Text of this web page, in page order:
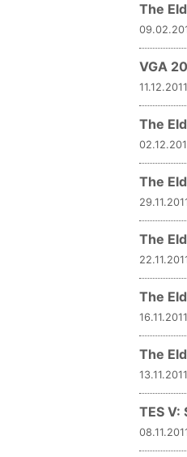
The
VGA
The
The
The
The
The
TES V: